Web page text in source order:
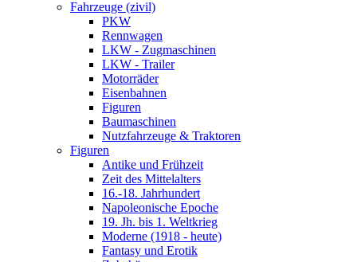
Fahrzeuge (zivil)
PKW
Rennwagen
LKW - Zugmaschinen
LKW - Trailer
Motorräder
Eisenbahnen
Figuren
Baumaschinen
Nutzfahrzeuge & Traktoren
Figuren
Antike und Frühzeit
Zeit des Mittelalters
16.-18. Jahrhundert
Napoleonische Epoche
19. Jh. bis 1. Weltkrieg
Moderne (1918 - heute)
Fantasy und Erotik